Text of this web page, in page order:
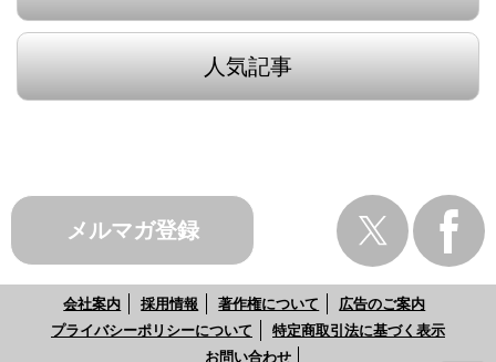
人気記事
メルマガ登録
会社案内 採用情報 著作権について
広告のご案内
プライバシーポリシーについて
特定商取引法に基づく表示
お問い合わせ